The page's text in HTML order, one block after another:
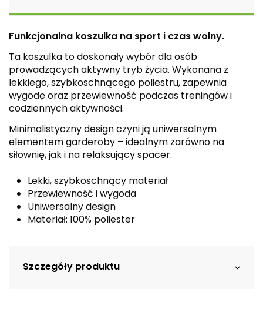
Funkcjonalna koszulka na sport i czas wolny.
Ta koszulka to doskonały wybór dla osób
prowadzących aktywny tryb życia. Wykonana z
lekkiego, szybkoschnącego poliestru, zapewnia
wygodę oraz przewiewność podczas treningów i
codziennych aktywności.
Minimalistyczny design czyni ją uniwersalnym
elementem garderoby – idealnym zarówno na
siłownię, jak i na relaksujący spacer.
Lekki, szybkoschnący materiał
Przewiewność i wygoda
Uniwersalny design
Materiał: 100% poliester
Szczegóły produktu